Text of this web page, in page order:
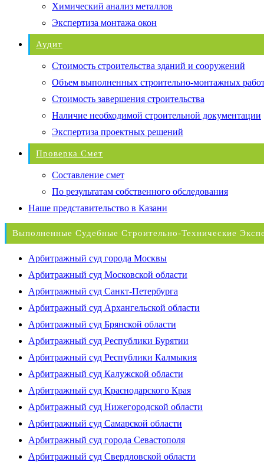
Химический анализ металлов
Экспертиза монтажа окон
Аудит
Стоимость строительства зданий и сооружений
Объем выполненных строительно-монтажных
Стоимость завершения строительства
Наличие необходимой строительной документации
Экспертиза проектных решений
Проверка Смет
Составление смет
По результатам собственного обследования
Наше представительство в Казани
Выполненные Судебные Строительно-Технические
Арбитражный суд города Москвы
Арбитражный суд Московской области
Арбитражный суд Санкт-Петербурга
Арбитражный суд Архангельской области
Арбитражный суд Брянской области
Арбитражный суд Республики Бурятии
Арбитражный суд Республики Калмыкия
Арбитражный суд Калужской области
Арбитражный суд Краснодарского Края
Арбитражный суд Нижегородской области
Арбитражный суд Самарской области
Арбитражный суд города Севастополя
Арбитражный суд Свердловской области